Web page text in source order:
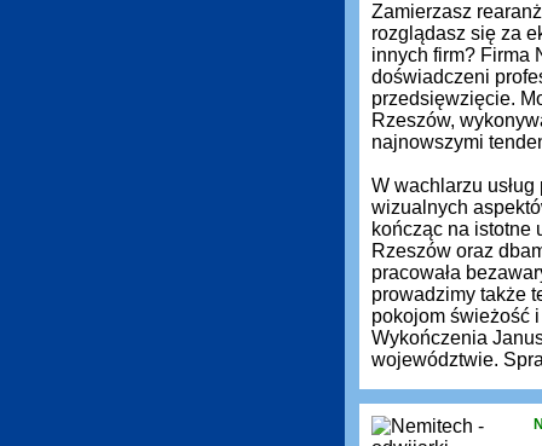
Zamierzasz
rozglądasz się za
innych firm? Firma
doświadczeni
przedsięwzięcie.
Rzeszów,
najnowszymi
W wachlarzu
wizualnych
kończąc na istotne
Rzeszów oraz
pracowała
prowadzimy także
pokojom świeżość
Wykończenia
województwie.